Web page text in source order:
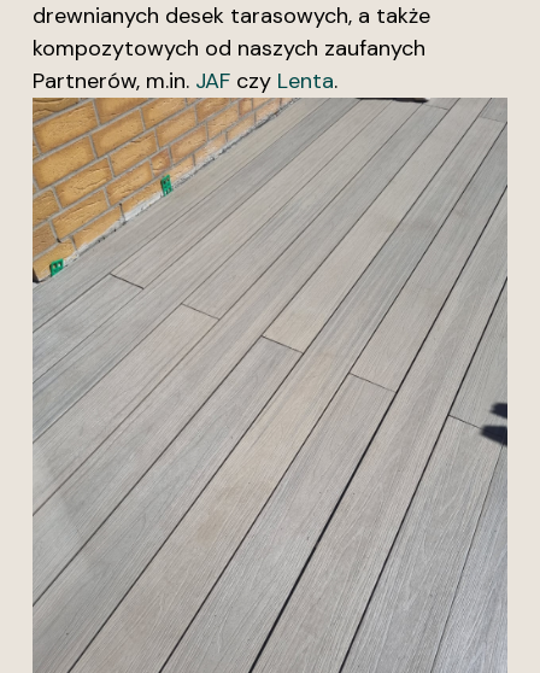
drewnianych desek tarasowych, a także
kompozytowych od naszych zaufanych
Partnerów, m.in. JAFczy Lenta.